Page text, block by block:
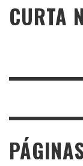
CURTA